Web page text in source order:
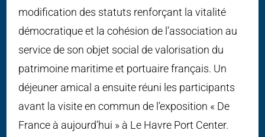
modification des statuts renforçant la vitalité
démocratique et la cohésion de l’association au
service de son objet social de valorisation du
patrimoine maritime et portuaire français. Un
déjeuner amical a ensuite réuni les participants
avant la visite en commun de l’exposition « De
France à aujourd’hui » à Le Havre Port Center.